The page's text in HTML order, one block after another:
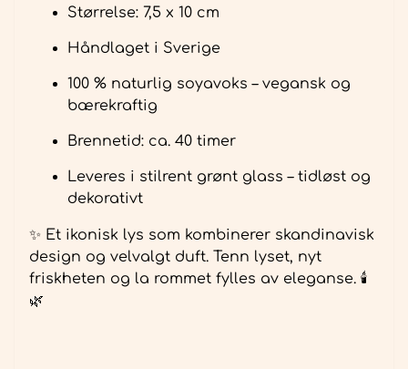
Størrelse: 7,5 x 10 cm
Håndlaget i Sverige
100 % naturlig soyavoks – vegansk og
bærekraftig
Brennetid: ca. 40 timer
Leveres i stilrent grønt glass – tidløst og
dekorativt
✨ Et ikonisk lys som kombinerer skandinavisk
design og velvalgt duft. Tenn lyset, nyt
friskheten og la rommet fylles av eleganse. 🕯️
🌿